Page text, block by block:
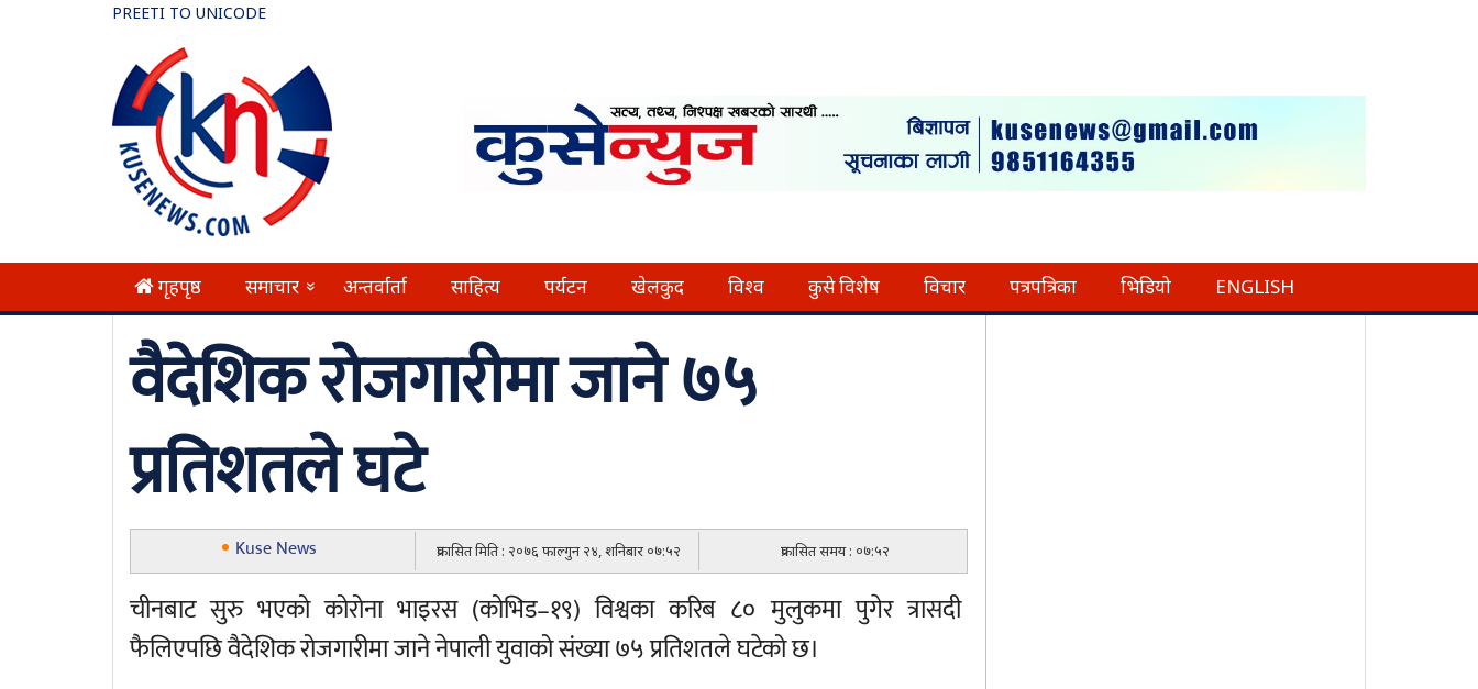
PREETI TO UNICODE
गृहपृष्ठ समाचार » अन्तर्वार्ता साहित्य पर्यटन खेलकुद विश्व कुसे विशेष विचार पत्रपत्रिका भिडियो ENGLISH
वैदेशिक रोजगारीमा जाने ७५
प्रतिशतले घटे
Kuse News प्रकासित मिति : २०७६ फाल्गुन २४, शनिबार ०७:५२ प्रकासित समय : ०७:५२
चीनबाट सुरु भएको कोरोना भाइरस (कोभिड–१९) विश्वका करिब ८० मुलुकमा पुगेर त्रासदी
फैलिएपछि वैदेशिक रोजगारीमा जाने नेपाली युवाको संख्या ७५ प्रतिशतले घटेको छ।